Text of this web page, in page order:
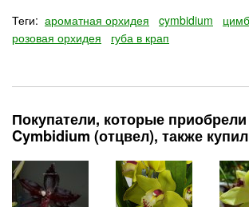
Теги: ароматная орхидея cymbidium
розовая орхидея
губа в крап
Покупатели, которые
Cymbidium (отцвел), также